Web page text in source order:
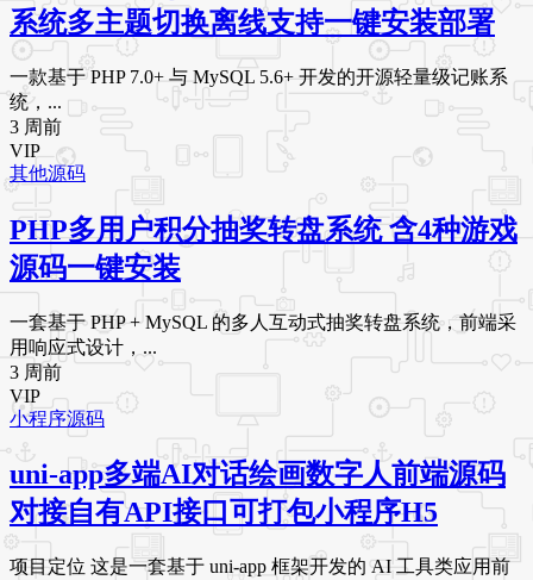
系统多主题切换离线支持一键安装部署
一款基于 PHP 7.0+ 与 MySQL 5.6+ 开发的开源轻量级记账系
统，...
3 周前
VIP
其他源码
PHP多用户积分抽奖转盘系统 含4种游戏
源码一键安装
一套基于 PHP + MySQL 的多人互动式抽奖转盘系统，前端采
用响应式设计，...
3 周前
VIP
小程序源码
uni-app多端AI对话绘画数字人前端源码
对接自有API接口可打包小程序H5
项目定位 这是一套基于 uni-app 框架开发的 AI 工具类应用前